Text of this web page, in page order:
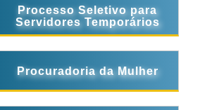
Processo Seletivo para
Servidores Temporários
Procuradoria da Mulher